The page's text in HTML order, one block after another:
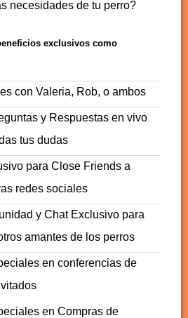
necesidades de tu perro?
exclusivos como
con Valeria, Rob, o ambos
y Respuestas en vivo
tus dudas
para Close Friends a
redes sociales
y Chat Exclusivo para
amantes de los perros
en conferencias de
en Compras de